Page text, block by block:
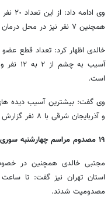
همچنین ٧ نفر نیز در محل درمان شدند.
است.
و آذربایجان شرقی با ٨ نفر گزارش شده است.
۱۹ مصدوم مراسم چهارشنبه سوری در سطح استان تهران
مجتبی خالدی همچنین در
مصدومیت شدند.